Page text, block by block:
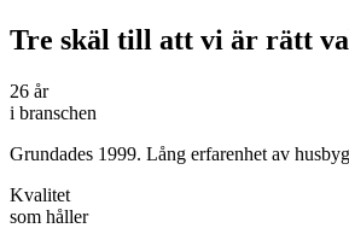
Tre skäl till att vi är rätt
26 år
i branschen
Grundades 1999. Lång erfarenhet av
Kvalitet
som håller